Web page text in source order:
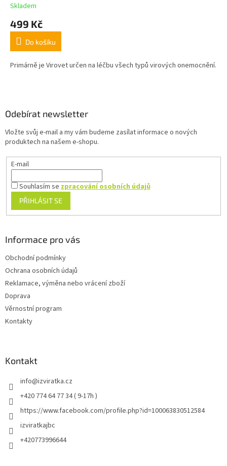
Skladem
499 Kč
Do košíku
Primárně je Virovet určen na léčbu všech typů virových onemocnění.
Odebírat newsletter
Vložte svůj e-mail a my vám budeme zasílat informace o nových
produktech na našem e-shopu.
E-mail
Souhlasím se zpracování osobních údajů
PŘIHLÁSIT SE
Informace pro vás
Obchodní podmínky
Ochrana osobních údajů
Reklamace, výměna nebo vrácení zboží
Doprava
Věrnostní program
Kontakty
Kontakt
info@izviratka.cz
+420 774 64 77 34 ( 9-17h )
https://www.facebook.com/profile.php?id=100063830512584
izviratkajbc
+420773996644